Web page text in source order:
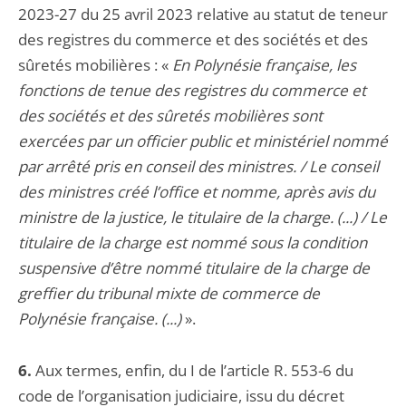
2023-27 du 25 avril 2023 relative au statut de teneur
des registres du commerce et des sociétés et des
sûretés mobilières : « En Polynésie française, les
fonctions de tenue des registres du commerce et
des sociétés et des sûretés mobilières sont
exercées par un officier public et ministériel nommé
par arrêté pris en conseil des ministres. / Le conseil
des ministres créé l’office et nomme, après avis du
ministre de la justice, le titulaire de la charge. (...) / Le
titulaire de la charge est nommé sous la condition
suspensive d’être nommé titulaire de la charge de
greffier du tribunal mixte de commerce de
Polynésie française. (...)».
6. Aux termes, enfin, du I de l’article R. 553-6 du
code de l’organisation judiciaire, issu du décret